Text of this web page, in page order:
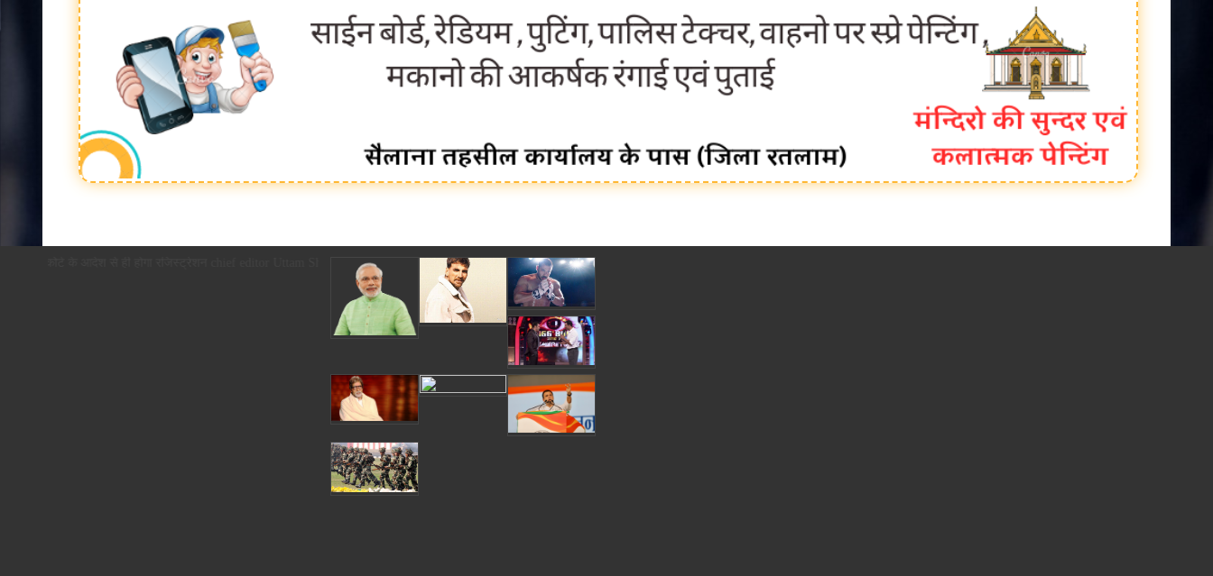
कोर्ट के आदेश से ही होगा रजिस्ट्रेशन chief editor Uttam Sharma. mk choudhary Spasht.K@gmail.com . Spashtkhabar16@gmil.com MDX-7 RATN PURI RATLAM mo. 9425104324, 9826931916, सैलाना विधानसभा क्षेत्र में विज्ञापन हेतु संपर्क करें